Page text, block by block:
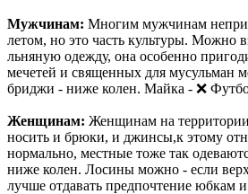
Мужчинам: Многим мужчинам
летом, но это часть культуры. Можно
льняную одежду, она особенно
мечетей и священных для мусульман
бриджи - ниже колен. Майка - ❌
Женщинам: Женщинам на
носить и брюки, и джинсы,к этому
нормально, местные тоже так
ниже колен. Лосины можно - если
лучше отдавать предпочтение юбкам